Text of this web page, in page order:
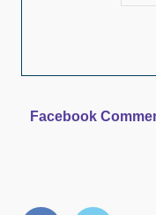
Facebook